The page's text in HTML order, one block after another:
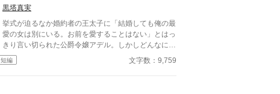
い」と言われました～
黒塔真実
挙式が迫るなか婚約者の王太子に「結婚しても俺の最
愛の女は別にいる。お前を愛することはない」とはっ
きり言い切られた公爵令嬢アデル。しかしどんなに婚
約者としてないがしろにされても女性としての誇りを
傷つけられても彼女は平気だった。なぜなら大切な
短編 文字数：9,759